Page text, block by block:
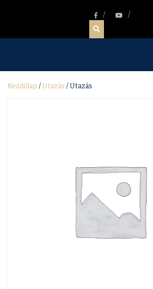
Kezdőlap /Utazás / Utazás